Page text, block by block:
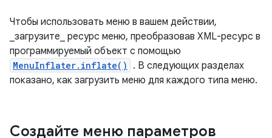
Чтобы использовать меню в вашем действии,
_загрузите_ ресурс меню, преобразовав XML-ресурс в
программируемый объект с помощью
MenuInflater.inflate()
. В следующих разделах
показано, как загрузить меню для каждого типа меню.
Создайте меню параметров